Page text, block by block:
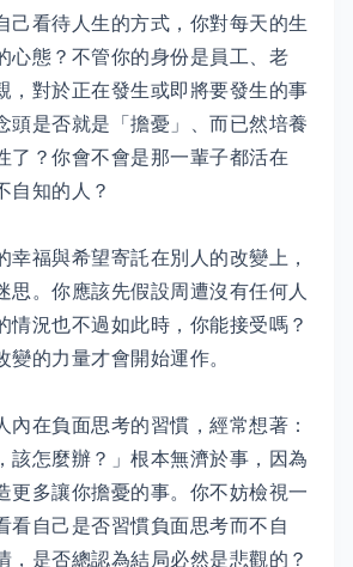
己看待人生的方式，你對每天的生
心態？不管你的身份是員工、老
，對於正在發生或即將要發生的事
頭是否就是「擔憂」、而已然培養
了？你會不會是那一輩子都活在
自知的人？
幸福與希望寄託在別人的改變上，
思。你應該先假設周遭沒有任何人
情況也不過如此時，你能接受嗎？
變的力量才會開始運作。
內在負面思考的習慣，經常想著：
該怎麼辦？」根本無濟於事，因為
更多讓你擔憂的事。你不妨檢視一
看自己是否習慣負面思考而不自
，是否總認為結局必然是悲觀的？